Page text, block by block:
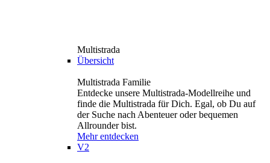
Multistrada
Übersicht
Multistrada Familie
Entdecke unsere Multistrada-Modellreihe und
finde die Multistrada für Dich. Egal, ob Du auf
der Suche nach Abenteuer oder bequemen
Allrounder bist.
Mehr entdecken
V2